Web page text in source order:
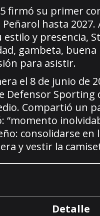
firmó su primer
hasta 2027.
estilo y presencia,
gambeta, buena
para asistir.
el 8 de junio de
Defensor Sporting
Compartió un
“momento
consolidarse
y vestir la
Detalle